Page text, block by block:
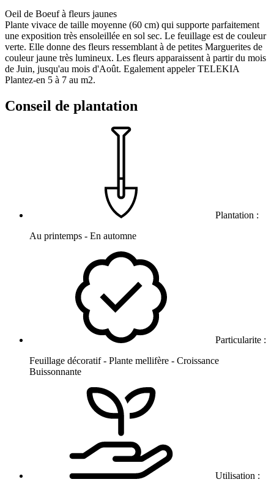
Oeil de Boeuf à fleurs jaunes
Plante vivace de taille moyenne (60 cm) qui supporte parfaitement
une exposition très ensoleillée en sol sec. Le feuillage est de couleur
verte. Elle donne des fleurs ressemblant à de petites Marguerites de
couleur jaune très lumineux. Les fleurs apparaissent à partir du mois
de Juin, jusqu'au mois d'Août. Egalement appeler TELEKIA
Plantez-en 5 à 7 au m2.
Conseil de plantation
Plantation :
Au printemps - En automne
Particularite :
Feuillage décoratif - Plante mellifère - Croissance
Buissonnante
Utilisation :